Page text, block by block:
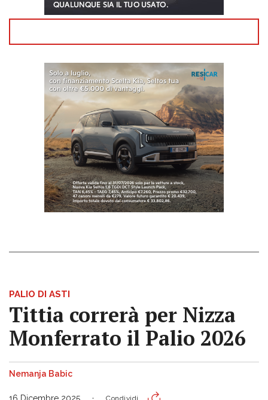
PALIO DI ASTI
Tittia correrà per Nizza
Monferrato il Palio 2026
Nemanja Babic